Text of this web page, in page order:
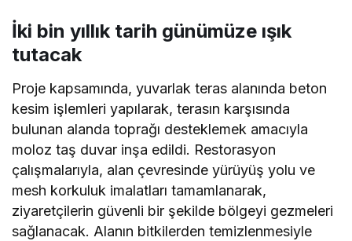
İki bin yıllık tarih günümüze ışık
tutacak
Proje kapsamında, yuvarlak teras alanında beton
kesim işlemleri yapılarak, terasın karşısında
bulunan alanda toprağı desteklemek amacıyla
moloz taş duvar inşa edildi. Restorasyon
çalışmalarıyla, alan çevresinde yürüyüş yolu ve
mesh korkuluk imalatları tamamlanarak,
ziyaretçilerin güvenli bir şekilde bölgeyi gezmeleri
sağlanacak. Alanın bitkilerden temizlenmesiyle